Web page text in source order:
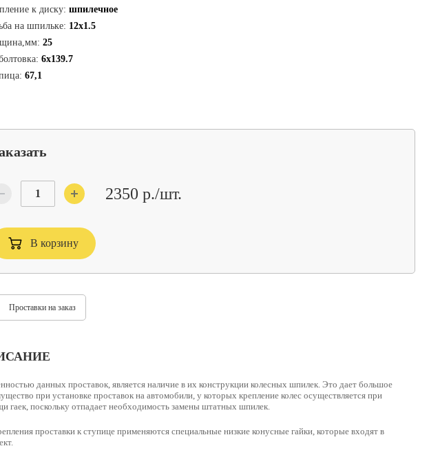
к диску: шпилечное
на шпильке: 12x1.5
25
6x139.7
67,1
2350 р./шт.
В корзину
Проставки на заказ
данных проставок, является наличие в их конструкции колесных шпилек. Это дает большое
при установке проставок на автомобили, у которых крепление колес осуществляется при
гаек, поскольку отпадает необходимость замены штатных шпилек.
проставки к ступице применяются специальные низкие конусные гайки, которые входят в